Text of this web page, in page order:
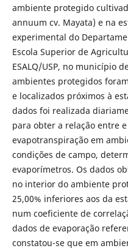
ambiente protegido
annuum cv. Mayata) e na
experimental do
Escola Superior de
ESALQ/USP, no município
ambientes protegidos
e localizados próximos à
dados foi realizada
para obter a relação entre
evapotranspiração em
condições de campo,
evaporímetros. Os dados
no interior do ambiente
25,00% inferiores aos da
num coeficiente de
dados de evaporação
constatou-se que em